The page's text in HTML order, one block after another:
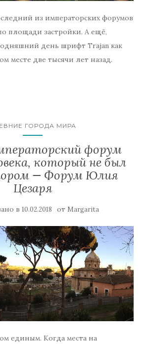
из императорских форумов
площади застройки. А ещё,
день шрифт Trajan как
месте две тысячи лет назад.
ГОРОДА МИРА
форум
который не был
— Форум Юлия
Цезаря
в 10.02.2018 от Margarita
единым. Когда места на